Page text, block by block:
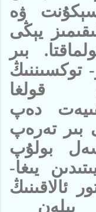
سېكۇنت ۋە
يېڭى
بىر
توكسىننىڭ
قولغا
دەپ
بىر تەرەپ
بولۇپ
يىغا-
ئالاقىنىڭ
بىلەن